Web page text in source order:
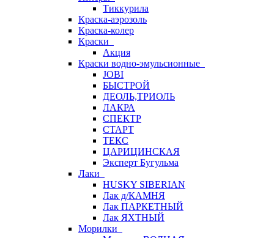
Тиккурила
Краска-аэрозоль
Краска-колер
Краски
Акция
Краски водно-эмульсионные
JOBI
БЫСТРОЙ
ДЕОЛЬ,ТРИОЛЬ
ЛАКРА
СПЕКТР
СТАРТ
ТЕКС
ЦАРИЦИНСКАЯ
Эксперт Бугульма
Лаки
HUSKY SIBERIAN
Лак д/КАМНЯ
Лак ПАРКЕТНЫЙ
Лак ЯХТНЫЙ
Морилки